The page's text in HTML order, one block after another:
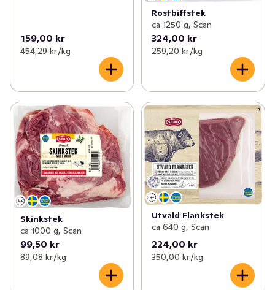
159,00 kr
454,29 kr /kg
Rostbiffstek
ca 1250 g, Scan
324,00 kr
259,20 kr /kg
Skinkstek
ca 1000 g, Scan
99,50 kr
89,08 kr /kg
Utvald Flankstek
ca 640 g, Scan
224,00 kr
350,00 kr /kg